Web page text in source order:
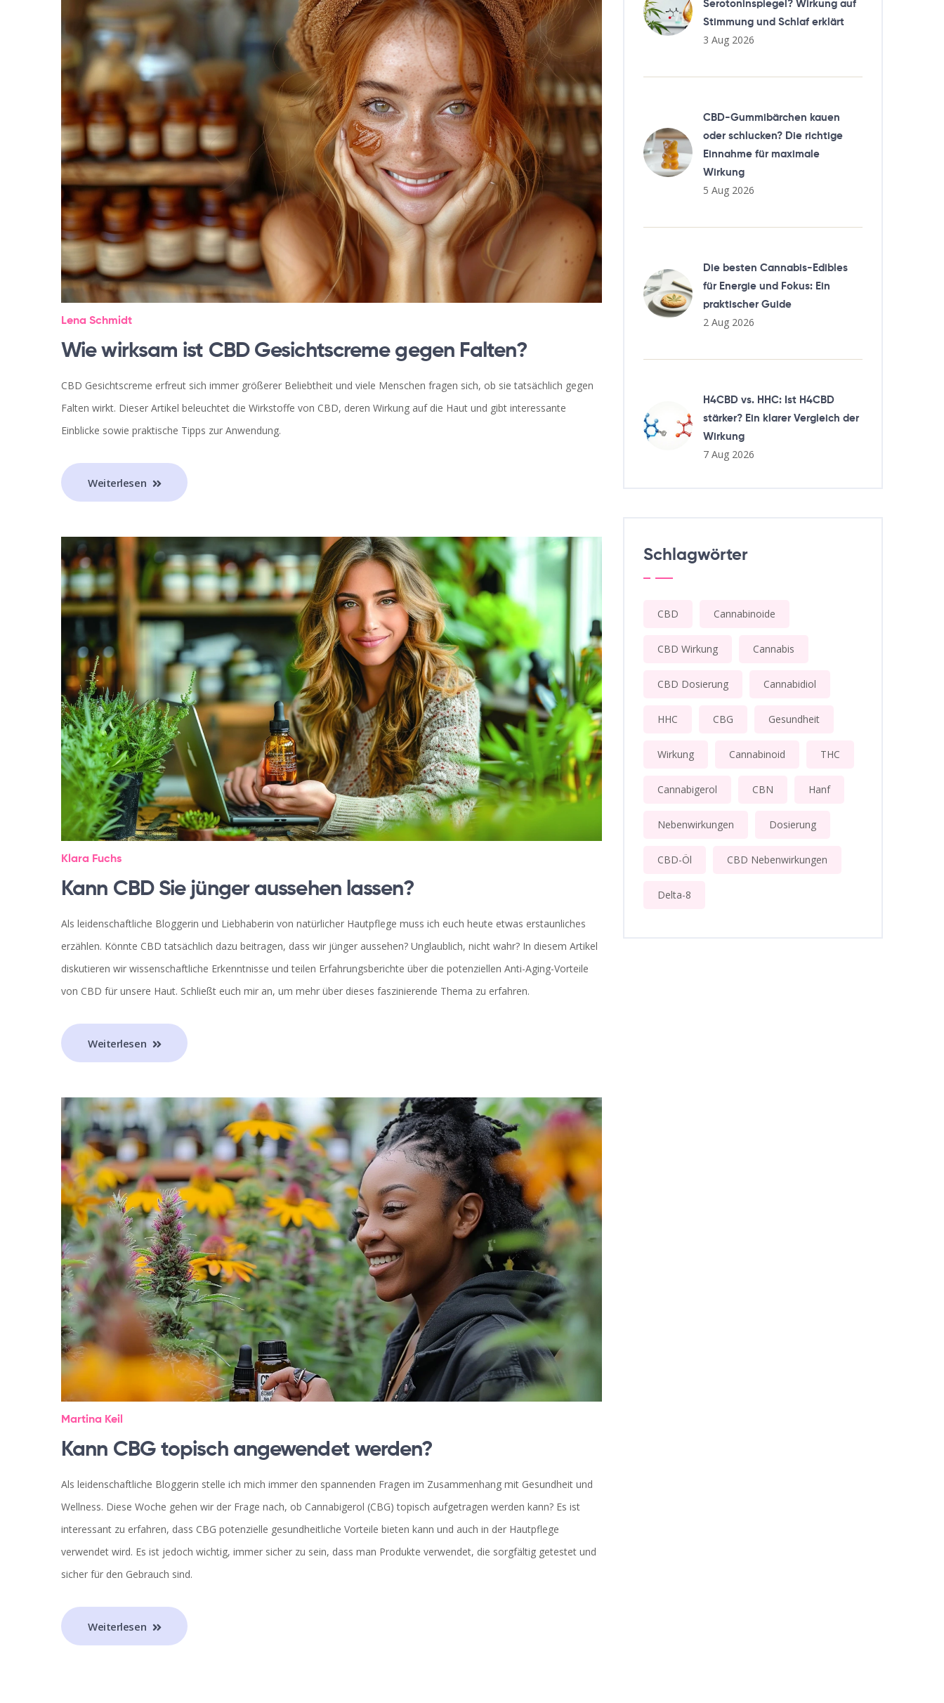
Lena Schmidt
Wie wirksam ist CBD Gesichtscreme gegen Falten?
CBD Gesichtscreme erfreut sich immer größerer Beliebtheit und viele Menschen fragen sich, ob sie tatsächlich gegen
Falten wirkt. Dieser Artikel beleuchtet die Wirkstoffe von CBD, deren Wirkung auf die Haut und gibt interessante
Einblicke sowie praktische Tipps zur Anwendung.
Weiterlesen
Klara Fuchs
Kann CBD Sie jünger aussehen lassen?
Als leidenschaftliche Bloggerin und Liebhaberin von natürlicher Hautpflege muss ich euch heute etwas erstaunliches
erzählen. Könnte CBD tatsächlich dazu beitragen, dass wir jünger aussehen? Unglaublich, nicht wahr? In diesem Artikel
diskutieren wir wissenschaftliche Erkenntnisse und teilen Erfahrungsberichte über die potenziellen Anti-Aging-Vorteile
von CBD für unsere Haut. Schließt euch mir an, um mehr über dieses faszinierende Thema zu erfahren.
Weiterlesen
Martina Keil
Kann CBG topisch angewendet werden?
Als leidenschaftliche Bloggerin stelle ich mich immer den spannenden Fragen im Zusammenhang mit Gesundheit und
Wellness. Diese Woche gehen wir der Frage nach, ob Cannabigerol (CBG) topisch aufgetragen werden kann? Es ist
interessant zu erfahren, dass CBG potenzielle gesundheitliche Vorteile bieten kann und auch in der Hautpflege
verwendet wird. Es ist jedoch wichtig, immer sicher zu sein, dass man Produkte verwendet, die sorgfältig getestet und
sicher für den Gebrauch sind.
Weiterlesen
Serotoninspiegel? Wirkung auf
Stimmung und Schlaf erklärt
3 Aug 2026
CBD-Gummibärchen kauen
oder schlucken? Die richtige
Einnahme für maximale
Wirkung
5 Aug 2026
Die besten Cannabis-Edibles
für Energie und Fokus: Ein
praktischer Guide
2 Aug 2026
H4CBD vs. HHC: Ist H4CBD
stärker? Ein klarer Vergleich der
Wirkung
7 Aug 2026
Schlagwörter
CBD Cannabinoide
CBD Wirkung Cannabis
CBD Dosierung Cannabidiol
HHC CBG Gesundheit
Wirkung Cannabinoid THC
Cannabigerol CBN Hanf
Nebenwirkungen Dosierung
CBD-Öl CBD Nebenwirkungen
Delta-8